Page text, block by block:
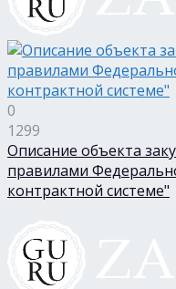
0
1299
Описание объекта
правилами
контрактной системе"